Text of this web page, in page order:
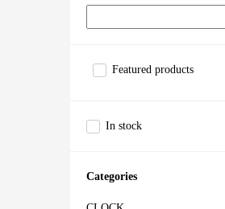
Featured products
In stock
Categories